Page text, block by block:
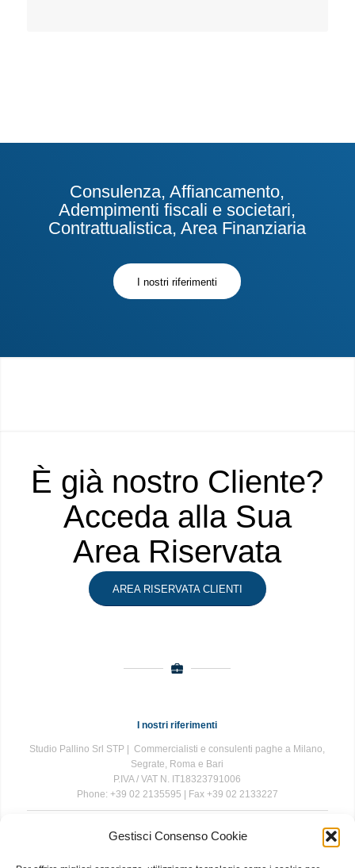
Gestisci Consenso Cookie
Consulenza, Affiancamento,
Adempimenti fiscali e societari,
Contrattualistica, Area Finanziaria
I nostri riferimenti
È già nostro Cliente?
Acceda alla Sua
Area Riservata
AREA RISERVATA CLIENTI
I nostri riferimenti
Studio Pallino Srl STP | Commercialisti e consulenti paghe a Milano,
Segrate, Roma e Bari
P.IVA / VAT N. IT18323791006
Phone: +39 02 2135595 | Fax +39 02 2133227
The information contained in this website is for general information